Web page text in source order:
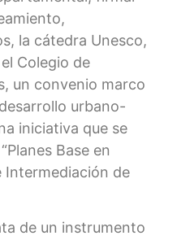
la cátedra Unesco,
Colegio de
un convenio marco
urbano-
iniciativa que se
Base en
Intermediación de
de un instrumento